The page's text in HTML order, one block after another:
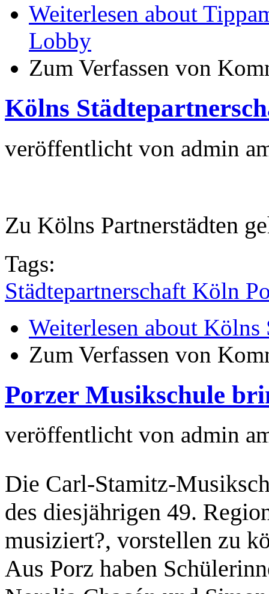
Weiterlesen about
Lobby
Zum Verfassen von
Kölns
veröffentlicht von admin
Zu Kölns Partnerstädten
Tags:
Städtepartnerschaft Köln
Weiterlesen about Kölns
Zum Verfassen von
Porzer Musikschule
veröffentlicht von admin
Die Carl-Stamitz-
des diesjährigen 49.
musiziert?, vorstellen zu
Aus Porz haben